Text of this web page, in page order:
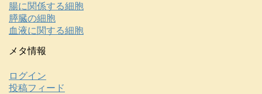
腸に関係する細胞
膵臓の細胞
血液に関する細胞
メタ情報
ログイン
投稿フィード